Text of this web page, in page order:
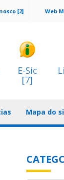
Web
[2]
E-Sic
[7]
Mapa do